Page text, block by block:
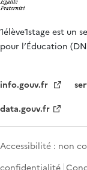
1élève1stage est un
pour l’Éducation
info.gouv.fr
data.gouv.fr
Accessibilité : non